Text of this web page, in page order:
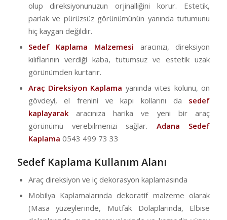
olup direksiyonunuzun orjinalliğini korur. Estetik,
parlak ve pürüzsüz görünümünün yanında tutumunu
hiç kaygan değildir.
Sedef Kaplama Malzemesi aracınızı, direksiyon
kılıflarının verdiği kaba, tutumsuz ve estetik uzak
görünümden kurtarır.
Araç Direksiyon Kaplama yanında vites kolunu, ön
gövdeyi, el frenini ve kapı kollarını da sedef
kaplayarakaracınıza harika ve yeni bir araç
görünümü verebilmenizi sağlar. Adana Sedef
Kaplama 0543 499 73 33
Sedef Kaplama Kullanım Alanı
Araç direksiyon ve iç dekorasyon kaplamasında
Mobilya Kaplamalarında dekoratif malzeme olarak
(Masa yüzeylerinde, Mutfak Dolaplarında, Elbise